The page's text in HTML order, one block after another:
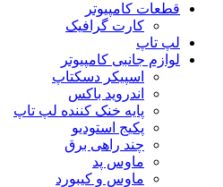
قطعات کامپیوتر
کارت گرافیک
لپ تاپ
لوازم جانبی کامپیوتر
اسپیکر دسکتاپ
اندروید باکس
پایه خنک کننده لپ تاپ
پکیج استودیو
چند راهی برق
ماوس پد
ماوس و کیبورد